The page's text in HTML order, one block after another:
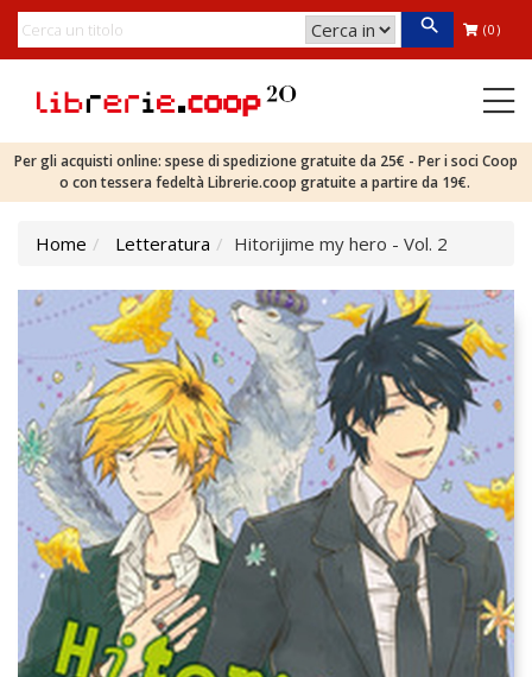
(0)
Per gli acquisti online: spese di spedizione gratuite da 25€ - Per i soci Coop
o con tessera fedeltà Librerie.coop gratuite a partire da 19€.
Home Letteratura Hitorijime my hero - Vol. 2